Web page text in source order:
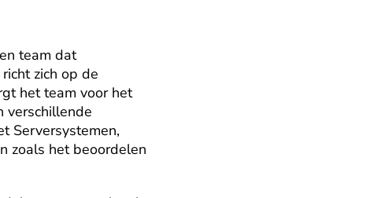
team dat
zich op de
het team voor het
verschillende
Serversystemen,
zoals het beoordelen